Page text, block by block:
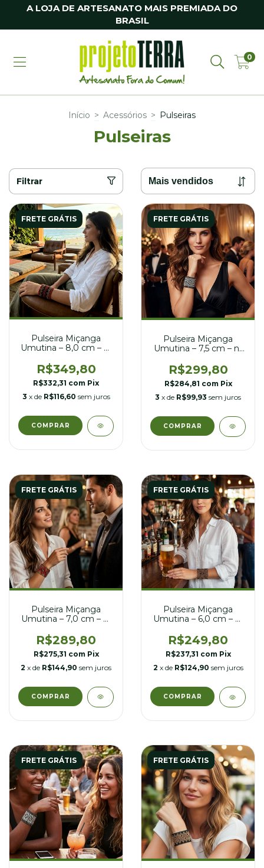
A LOJA DE ARTESANATO MAIS PREMIADA DO
BRASIL
0
Início > Acessórios > Pulseiras
Pulseiras
Filtrar
FRETE GRÁTIS
Pulseira Miçanga
Umutina – 8,0 cm – nº
R$349,80
R$332,31 com Pix
3 x de R$116,60 sem juros
FRETE GRÁTIS
Pulseira Miçanga
Umutina – 7,5 cm – nº
R$299,80
R$284,81 com Pix
3 x de R$99,93 sem juros
FRETE GRÁTIS
Pulseira Miçanga
Umutina – 7,0 cm – nº
R$289,80
R$275,31 com Pix
2 x de R$144,90 sem juros
FRETE GRÁTIS
Pulseira Miçanga
Umutina – 6,0 cm – nº
R$249,80
R$237,31 com Pix
2 x de R$124,90 sem juros
FRETE GRÁTIS FRETE GRÁTIS